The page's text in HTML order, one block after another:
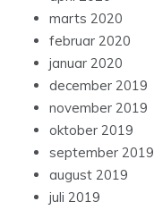
marts 2020
februar 2020
januar 2020
december 2019
november 2019
oktober 2019
september 2019
august 2019
juli 2019